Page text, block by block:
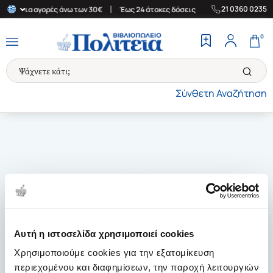
Αυτή η ιστοσελίδα χρησιμοποιεί cookies
Χρησιμοποιούμε cookies για την εξατομίκευση
περιεχομένου και διαφημίσεων, την παροχή λειτουργιών
για αγορές άνω των 30€ Έως 24 άτοκες δόσεις | Δωρεάν
21 0360 0235
Σύνθετη Αναζήτηση
0